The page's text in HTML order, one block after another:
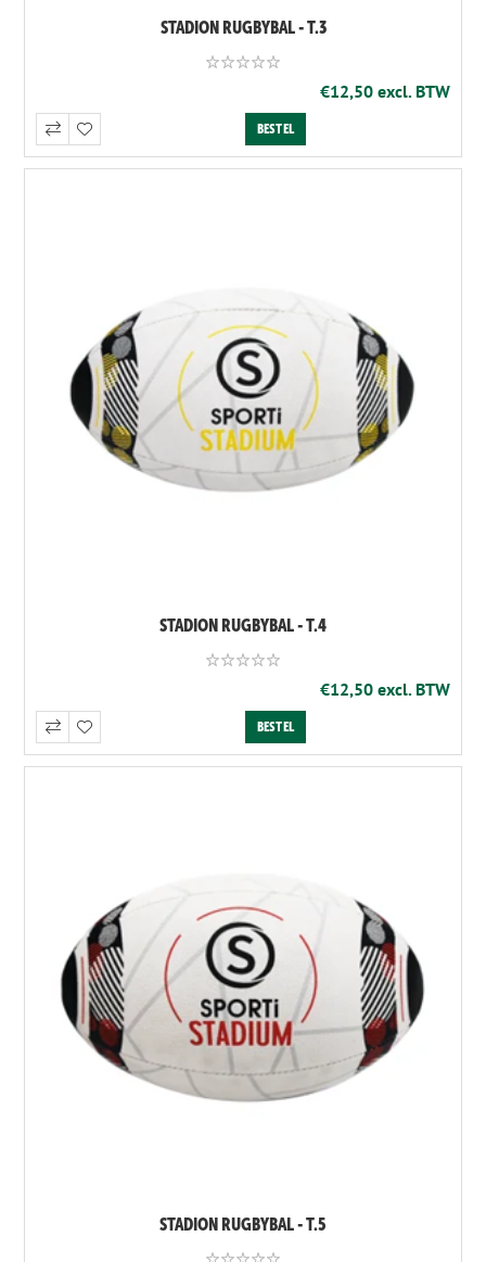
STADION RUGBYBAL - T.3
€12,50 excl. BTW
STADION RUGBYBAL - T.4
€12,50 excl. BTW
STADION RUGBYBAL - T.5